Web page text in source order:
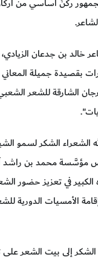
خالد بن جدعان
بقصيدة جميلة المعاني
الشارقة للشعر
الشعراء الشكر لسمو
مؤسَّسة محمد بن راشد
الكبير في تعزيز حضور
الأمسيات الدورية
إلى بيت الشعر على